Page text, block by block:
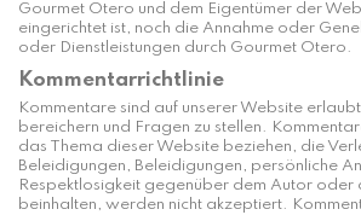
Gourmet Otero und dem Eigentümer der
eingerichtet ist, noch die Annahme oder
oder Dienstleistungen durch Gourmet Otero.
Kommentarrichtlinie
Kommentare sind auf unserer Website
bereichern und Fragen zu stellen.
das Thema dieser Website beziehen, die
Beleidigungen, Beleidigungen, persönliche
Respektlosigkeit gegenüber dem Autor oder
beinhalten, werden nicht akzeptiert.